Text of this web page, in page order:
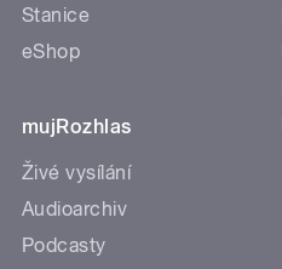
Stanice
eShop
mujRozhlas
Živé vysílání
Audioarchiv
Podcasty